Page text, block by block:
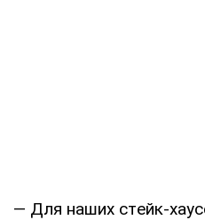
— Для нaшиx cтeйк-